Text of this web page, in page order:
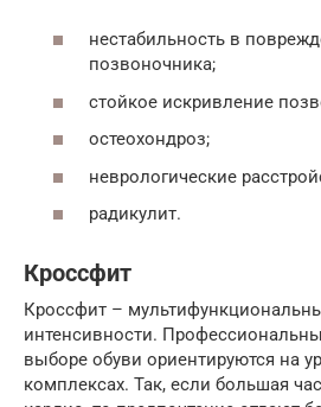
нестабильность в
позвоночника;
стойкое искривление
остеохондроз;
неврологические
радикулит.
Кроссфит
Кроссфит –
интенсивности.
выборе обуви ориентируются на
комплексах. Так, если большая